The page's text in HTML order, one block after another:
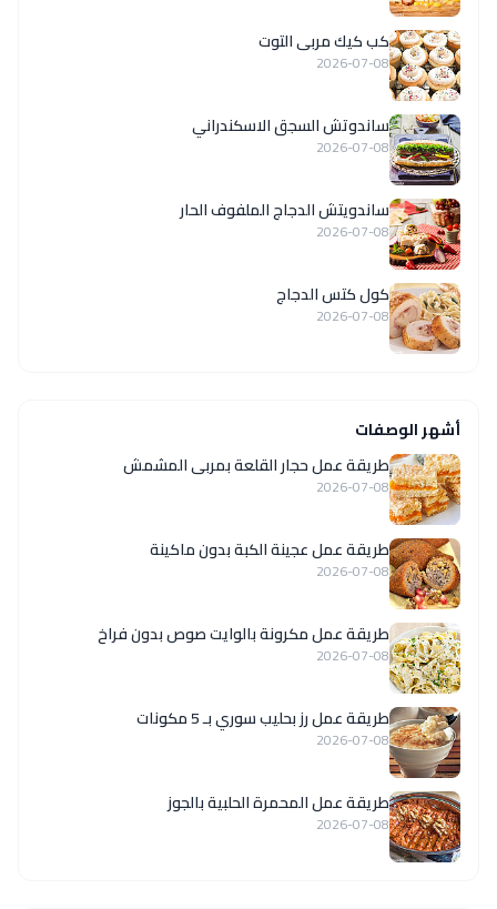
كب كيك مربى التوت
2026-07-08
ساندوتش السجق الاسكندراني
2026-07-08
ساندويتش الدجاج الملفوف الحار
2026-07-08
كول كتس الدجاج
2026-07-08
أشهر الوصفات
طريقة عمل حجار القلعة بمربى المشمش
2026-07-08
طريقة عمل عجينة الكبة بدون ماكينة
2026-07-08
طريقة عمل مكرونة بالوايت صوص بدون فراخ
2026-07-08
طريقة عمل رز بحليب سوري بـ 5 مكونات
2026-07-08
طريقة عمل المحمرة الحلبية بالجوز
2026-07-08